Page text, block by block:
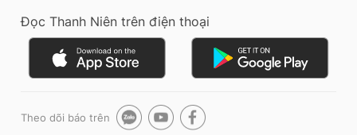
Đọc Thanh Niên trên điện thoại
Theo dõi báo trên